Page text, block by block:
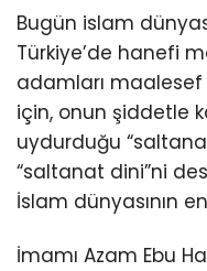
Bugün islam
Türkiye’de hanefi
adamları
için, onun şiddetle
uydurduğu
“saltanat dini”ni
İslam dünyasının
İmamı Azam Ebu